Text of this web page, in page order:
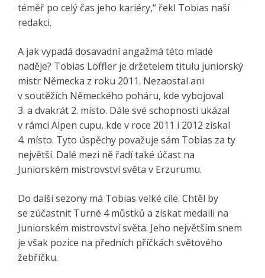
téměř po celý čas jeho kariéry,“ řekl Tobias naší
redakci.
A jak vypadá dosavadní angažmá této mladé
naděje? Tobias Löffler je držetelem titulu juniorský
mistr Německa z roku 2011. Nezaostal ani
v soutěžích Německého poháru, kde vybojoval
3. a dvakrát 2. místo. Dále své schopnosti ukázal
v rámci Alpen cupu, kde v roce 2011 i 2012 získal
4. místo. Tyto úspěchy považuje sám Tobias za ty
největší. Dalé mezi ně řadí také účast na
Juniorském mistrovství světa v Erzurumu.
Do další sezony má Tobias velké cíle. Chtěl by
se zúčastnit Turné 4 můstků a získat medaili na
Juniorském mistrovství světa. Jeho největším snem
je však pozice na předních příčkách světového
žebříčku.